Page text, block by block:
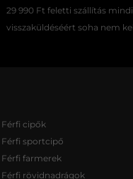
29 990 Ft feletti szállítás
visszaküldéséért soha nem
Férfi cipők
Férfi sportcipő
Férfi farmerek
Férfi rövidnadrágok